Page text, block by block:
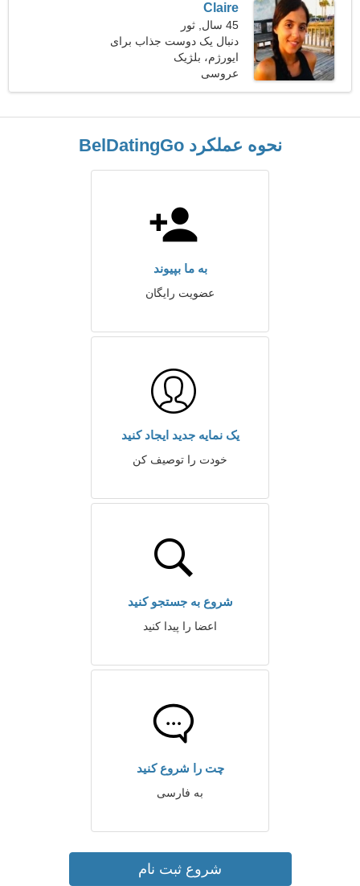
Claire
45 سال, ثور
دنبال یک دوست جذاب برای
سفر با هم هستم
ایورژم، بلژیک
عروسی
نحوه عملکرد BelDatingGo
به ما بپیوند
عضویت رایگان
یک نمایه جدید ایجاد کنید
خودت را توصیف کن
شروع به جستجو کنید
اعضا را پیدا کنید
چت را شروع کنید
به فارسی
شروع ثبت نام